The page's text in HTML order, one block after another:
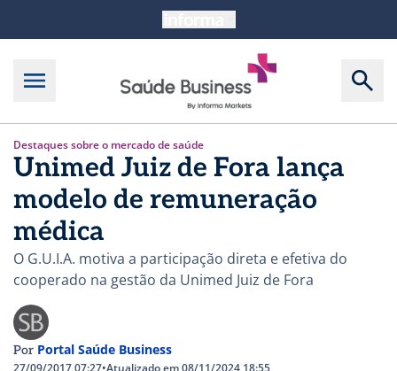
Destaques sobre o mercado de saúde
Unimed Juiz de Fora lança
modelo de remuneração
médica
O G.U.I.A. motiva a participação direta e efetiva do
cooperado na gestão da Unimed Juiz de Fora
Por Portal Saúde Business
27/09/2017 07:27•Atualizado em 08/11/2024 18:55